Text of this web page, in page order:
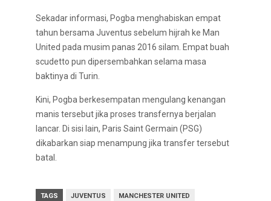
Sekadar informasi, Pogba menghabiskan empat
tahun bersama Juventus sebelum hijrah ke Man
United pada musim panas 2016 silam. Empat buah
scudetto pun dipersembahkan selama masa
baktinya di Turin.
Kini, Pogba berkesempatan mengulang kenangan
manis tersebut jika proses transfernya berjalan
lancar. Di sisi lain, Paris Saint Germain (PSG)
dikabarkan siap menampung jika transfer tersebut
batal.
TAGS JUVENTUS
MANCHESTER UNITED